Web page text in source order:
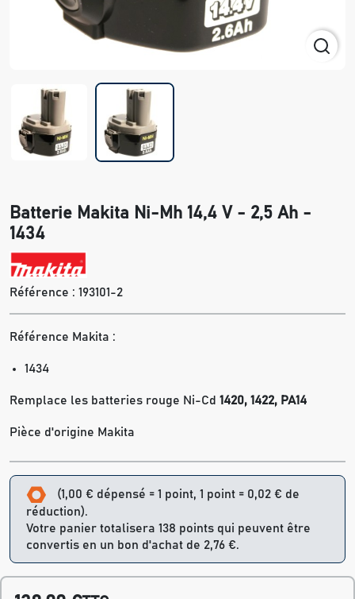
Batterie Makita Ni-Mh 14,4 V - 2,5 Ah -
1434
Référence : 193101-2
Référence Makita :
1434
Remplace les batteries rouge Ni-Cd 1420, 1422, PA14
Pièce d'origine Makita
(1,00 € dépensé = 1 point, 1 point = 0,02 € de
réduction).
Votre panier totalisera 138 points qui peuvent être
convertis en un bon d'achat de 2,76 €.